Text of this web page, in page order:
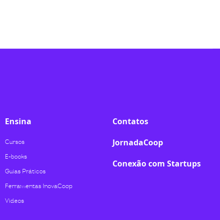
Ensina
Cursos
E-books
Guias Práticos
Ferramentas InovaCoop
Videos
Contatos
JornadaCoop
Conexão com Startups